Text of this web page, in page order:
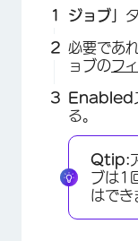
ジョブ」
必要であ
ョブのフ
Enabled
る。
Qtip:
ブは1
はでき